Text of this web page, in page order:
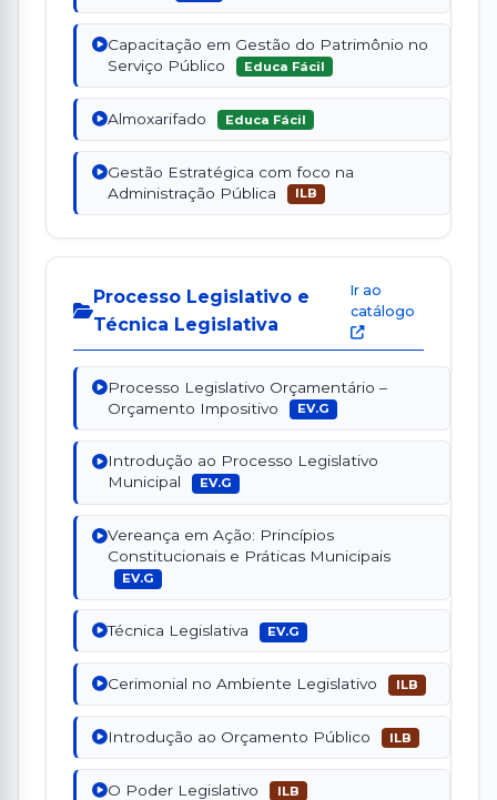
Capacitação em Gestão do Patrimônio no
Serviço Público
Educa Fácil
Almoxarifado Educa Fácil
Gestão Estratégica com foco na
Administração Pública
ILB
Processo Legislativo e
Técnica Legislativa
Ir ao
catálogo
Processo Legislativo Orçamentário –
Orçamento Impositivo
EV.G
Introdução ao Processo Legislativo
Municipal
EV.G
Vereança em Ação: Princípios
Constitucionais e Práticas Municipais
EV.G
Técnica Legislativa EV.G
Cerimonial no Ambiente Legislativo ILB
Introdução ao Orçamento Público ILB
O Poder Legislativo ILB